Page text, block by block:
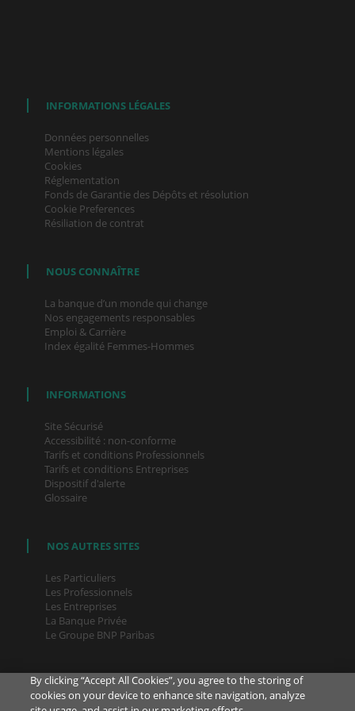
INFORMATIONS LÉGALES
Données personnelles
Mentions légales
Cookies
Réglementation
Fonds de Garantie des Dépôts et résolution
Cookie Preferences
Résiliation de contrat
NOUS CONNAÎTRE
La banque d’un monde qui change
Nos engagements responsables
Emploi & Carrière
Index égalité Femmes-Hommes
INFORMATIONS
Site Sécurisé
Accessibilité : non-conforme
Tarifs et conditions Professionnels
Tarifs et conditions Entreprises
Dispositif d'alerte
Glossaire
NOS AUTRES SITES
Les Particuliers
Les Professionnels
Les Entreprises
La Banque Privée
Le Groupe BNP Paribas
By clicking “Accept All Cookies”, you agree to the storing of
cookies on your device to enhance site navigation, analyze